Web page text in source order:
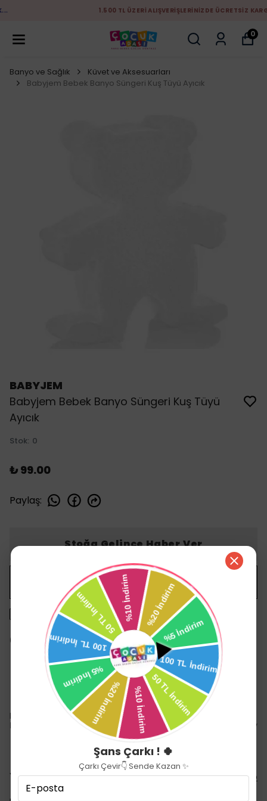
1.500 TL ÜZERİ ALIŞVERİŞLERİNİZDE ÜCRETSİZ KARGO
0
Banyo ve Sağlık
Küvet ve Aksesuarları
Babyjem Bebek Banyo Süngeri Kuş Tüyü Ayıcık
BABYJEM
Babyjem Bebek Banyo Süngeri Kuş Tüyü
Ayıcık
Stok: 0
₺ 99.00
Paylaş:
Stoğa Gelince Haber Ver
WHATSAPP
1500 TL üzeri ücretsiz kargo
14 gün içinde iade değişim
Ürün Açıklaması
Babyjem Banyo Süngeri Kuştüyü Ayıcık
Bebeğinizi yıkarken kullanabileceğiniz, şekilli ve
Yorumlar Yorum Yap
Şans Çarkı ! 🍀
Çarkı Çevir👇 Sende Kazan ✨